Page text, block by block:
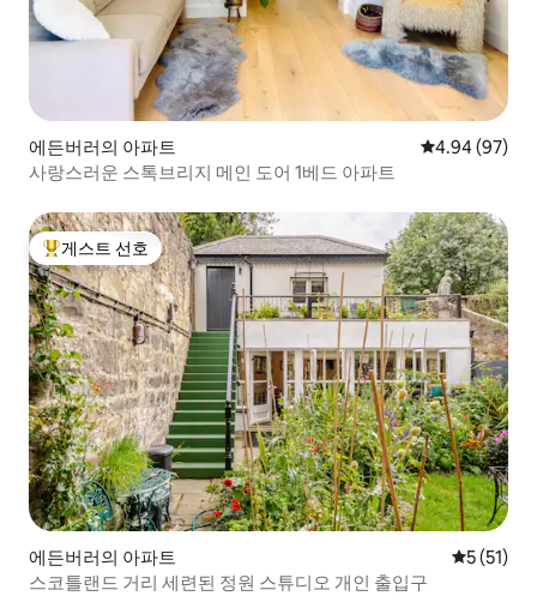
에든버러의 아파트 평점 4.94점(5
4.94 (97)
사랑스러운 스톡브리지 메인 도어 1베드 아파트
상위 게스트 선호
게스트 선호
에든버러의 아파트 평점 5점
5 (51)
스코틀랜드 거리 세련된 정원 스튜디오 개인 출입구